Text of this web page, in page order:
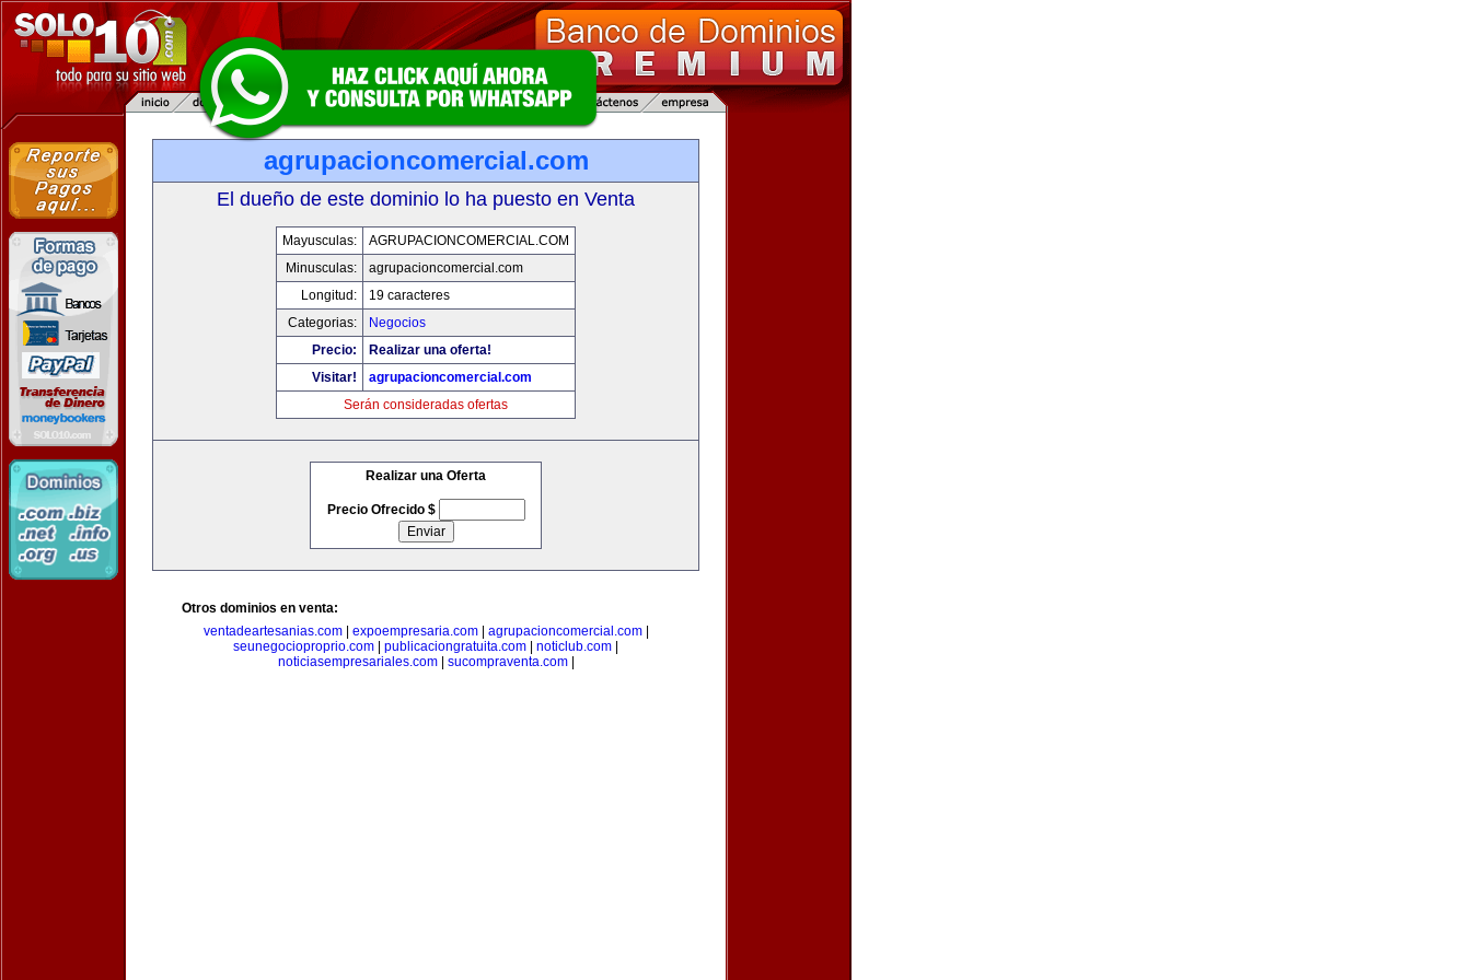
agrupacioncomercial.com
El dueño de este dominio lo ha puesto en Venta
Mayusculas:
AGRUPACIONCOMERCIAL.COM
Minusculas:
agrupacioncomercial.com
Longitud:
19 caracteres
Categorias:
Negocios
Precio:
Realizar una oferta!
Visitar!
agrupacioncomercial.com
Serán consideradas ofertas
Realizar una Oferta
Precio Ofrecido $
Otros dominios en venta:
ventadeartesanias.com| expoempresaria.com| agrupacioncomercial.com|
seunegocioproprio.com
publicaciongratuita.com noticlub.com
noticiasempresariales.com| sucompraventa.com|